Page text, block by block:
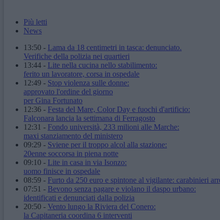
Più letti
News
13:50 - Lama da 18 centimetri in tasca: denunciato.
Verifiche della polizia nei quartieri
13:44 - Lite nella cucina nello stabilimento:
ferito un lavoratore, corsa in ospedale
12:49 - Stop violenza sulle donne:
approvato l'ordine del giorno
per Gina Fortunato
12:36 - Festa del Mare, Color Day e fuochi d'artificio:
Falconara lancia la settimana di Ferragosto
12:31 - Fondo università, 233 milioni alle Marche:
maxi stanziamento del ministero
09:29 - Sviene per il troppo alcol alla stazione:
20enne soccorsa in piena notte
09:10 - Lite in casa in via Isonzo:
uomo finisce in ospedale
08:59 - Furto da 250 euro e spintone al vigilante: carabinieri
07:51 - Bevono senza pagare e violano il daspo urbano:
identificati e denunciati dalla polizia
20:50 - Vento lungo la Riviera del Conero:
la Capitaneria coordina 6 interventi